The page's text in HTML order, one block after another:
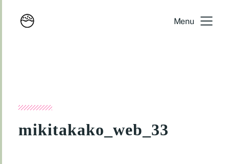
Menu
mikitakako_web_33